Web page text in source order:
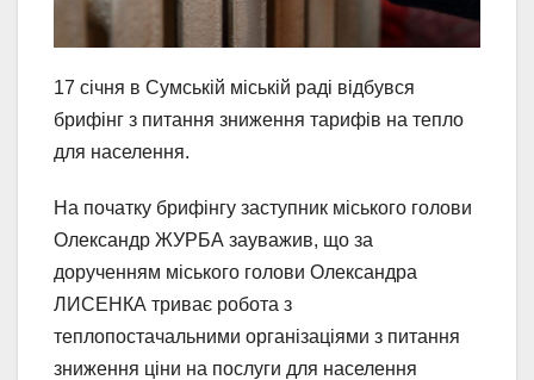
17 січня в Сумській міській раді відбувся
брифінг з питання зниження тарифів на тепло
для населення.
На початку брифінгу заступник міського голови
Олександр ЖУРБА зауважив, що за
дорученням міського голови Олександра
ЛИСЕНКА триває робота з
теплопостачальними організаціями з питання
зниження ціни на послуги для населення